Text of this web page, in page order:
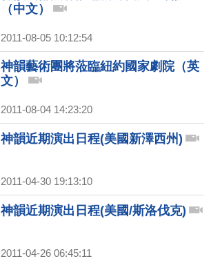
（中文）
2011-08-05 10:12:54
神韻藝術團將蒞臨紐約國家劇院（英
文）
2011-08-04 14:23:20
神韻近期演出日程(美國新澤西州)
2011-04-30 19:13:10
神韻近期演出日程(美國/斯洛伐克)
2011-04-26 06:45:11